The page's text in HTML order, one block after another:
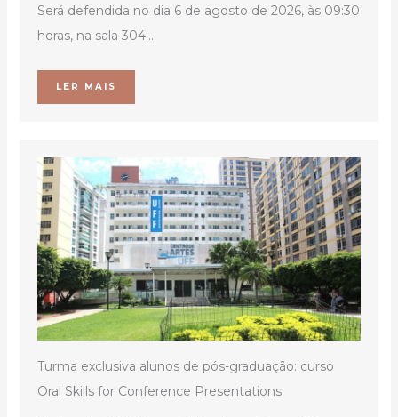
Será defendida no dia 6 de agosto de 2026, às 09:30
horas, na sala 304...
LER MAIS
Turma exclusiva alunos de pós-graduação: curso
Oral Skills for Conference Presentations